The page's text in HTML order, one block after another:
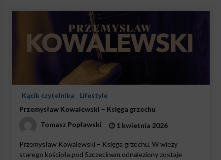
Kącik czytelnika
Lifestyle
Przemysław Kowalewski – Księga grzechu
Tomasz Popławski
1 kwietnia 2026
Przemysław Kowalewski – Księga grzechu. W wieży
starego kościoła pod Szczecinem odnaleziony zostaje